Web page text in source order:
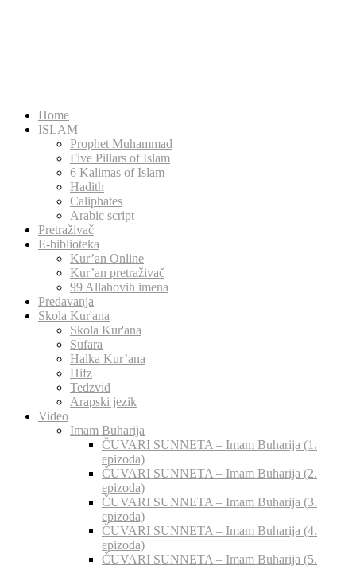
Home
ISLAM
Prophet Muhammad
Five Pillars of Islam
6 Kalimas of Islam
Hadith
Caliphates
Arabic script
Pretraživač
E-biblioteka
Kur’an Online
Kur’an pretraživač
99 Allahovih imena
Predavanja
Skola Kur'ana
Skola Kur'ana
Sufara
Halka Kur’ana
Hifz
Tedzvid
Arapski jezik
Video
Imam Buharija
ČUVARI SUNNETA – Imam Buharija (1.
epizoda)
ČUVARI SUNNETA – Imam Buharija (2.
epizoda)
ČUVARI SUNNETA – Imam Buharija (3.
epizoda)
ČUVARI SUNNETA – Imam Buharija (4.
epizoda)
ČUVARI SUNNETA – Imam Buharija (5.